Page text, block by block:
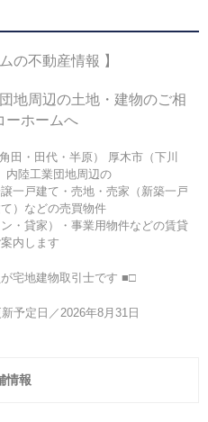
の不動産情報 】
地周辺の土地・建物のご相
ーホームへ
田・田代・半原） 厚木市（下川
内陸工業団地周辺の
一戸建て・売地・売家（新築一戸
）などの売買物件
・貸家）・事業用物件などの賃貸
内します
宅地建物取引士です ■□
予定日／2026年8月31日
情報